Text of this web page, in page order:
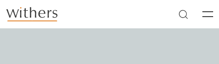
Skip to main content